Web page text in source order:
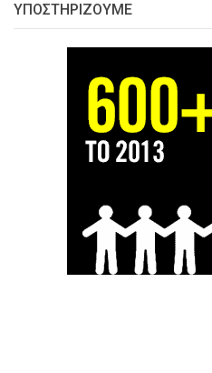
ΥΠΟΣΤΗΡΊΖΟΥΜΕ